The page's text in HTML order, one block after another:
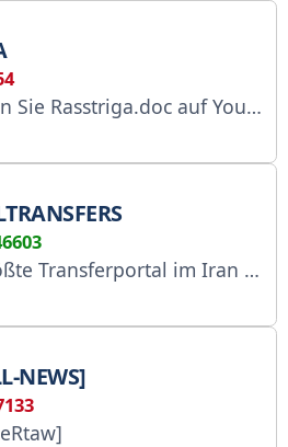
Feedback senden Sie bitte an: rasstriga-channel@yandex.ru Anmeldung beim RKN: https://gosuslugi.ru/snet/67ab52e98a84ac04ab292782
Transferportal im Iran
NEWS]